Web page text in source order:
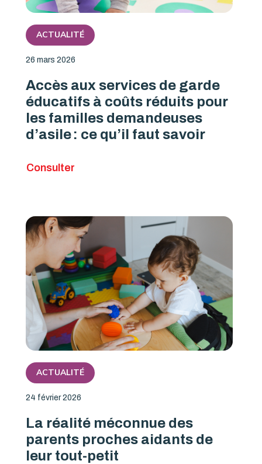
ACTUALITÉ
26 mars 2026
Accès aux services de garde
éducatifs à coûts réduits pour
les familles demandeuses
d’asile : ce qu’il faut savoir
Consulter
ACTUALITÉ
24 février 2026
La réalité méconnue des
parents proches aidants de
leur tout-petit